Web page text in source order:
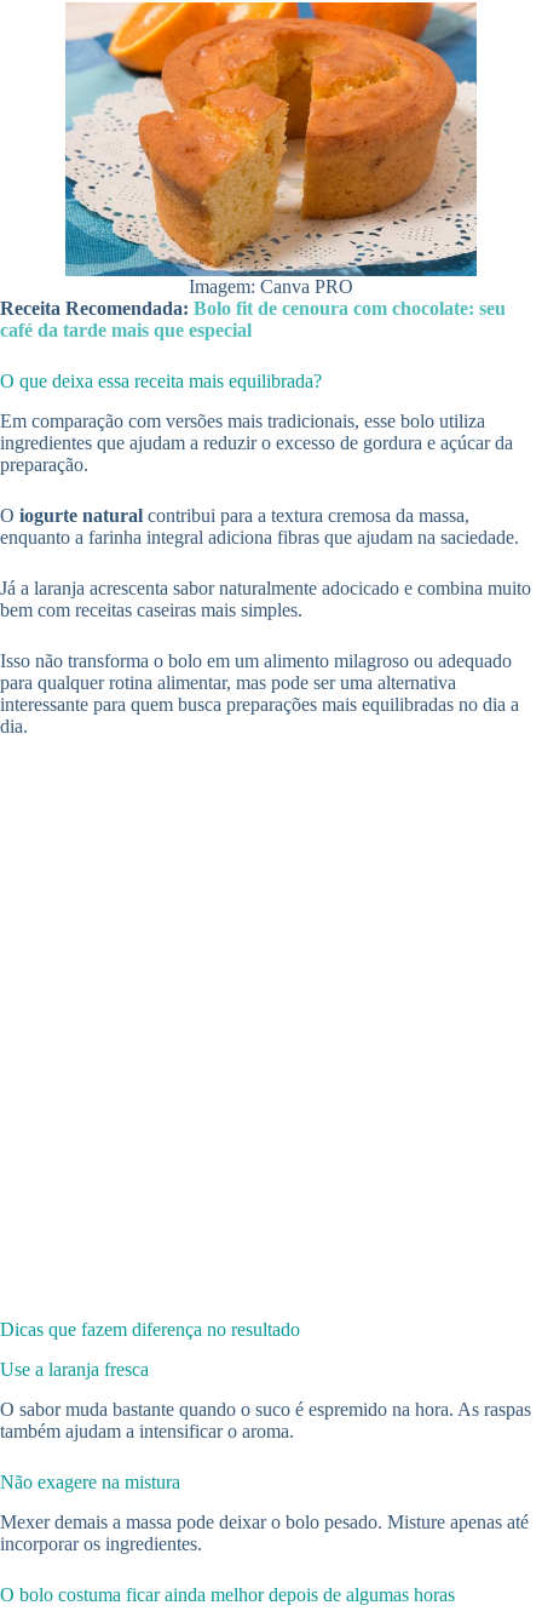
Imagem: Canva PRO
Receita Recomendada: Bolo fit de cenoura com chocolate: seu
café da tarde mais que especial
O que deixa essa receita mais equilibrada?
Em comparação com versões mais tradicionais, esse bolo utiliza
ingredientes que ajudam a reduzir o excesso de gordura e açúcar da
preparação.
O iogurte natural contribui para a textura cremosa da massa,
enquanto a farinha integral adiciona fibras que ajudam na saciedade.
Já a laranja acrescenta sabor naturalmente adocicado e combina muito
bem com receitas caseiras mais simples.
Isso não transforma o bolo em um alimento milagroso ou adequado
para qualquer rotina alimentar, mas pode ser uma alternativa
interessante para quem busca preparações mais equilibradas no dia a
dia.
Dicas que fazem diferença no resultado
Use a laranja fresca
O sabor muda bastante quando o suco é espremido na hora. As raspas
também ajudam a intensificar o aroma.
Não exagere na mistura
Mexer demais a massa pode deixar o bolo pesado. Misture apenas até
incorporar os ingredientes.
O bolo costuma ficar ainda melhor depois de algumas horas